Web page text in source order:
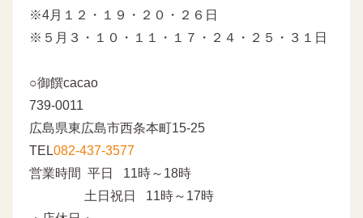
※4月１２・１９・２０・２６日
※５月３・１０・１１・１７・２４・２５・３１日
○御饌cacao
739-0011
広島県東広島市西条本町15-25
TEL082-437-3577
営業時間 平日 11時～18時
土日祝日 11時～17時